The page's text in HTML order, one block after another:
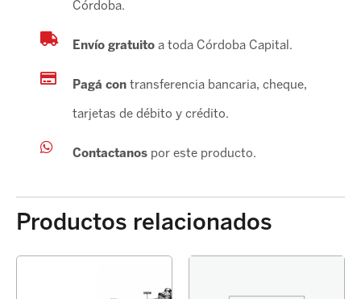
Córdoba.
Envío gratuitoa toda Córdoba Capital.
Pagá contransferencia bancaria, cheque,
tarjetas de débito y crédito.
Contactanospor este producto.
Productos relacionados